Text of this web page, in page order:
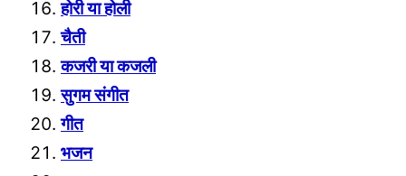
होरी या होली
चैती
कजरी या कजली
सुगम संगीत
गीत
भजन